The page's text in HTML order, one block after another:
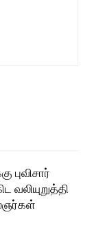
புவிசார்
வலியுறுத்தி